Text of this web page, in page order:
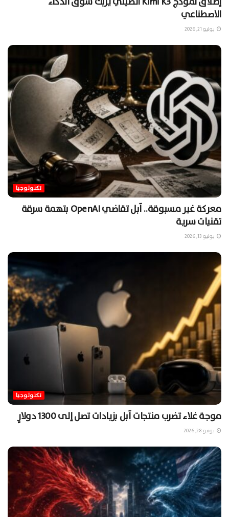
الاصطناعي
يوليو 21, 2026
تكنولوجيا
معركة غير مسبوقة.. آبل تقاضي OpenAI بتهمة سرقة
تقنيات سرية
يوليو 13, 2026
تكنولوجيا
موجة غلاء تضرب منتجات آبل بزيادات تصل إلى 1300 دولارٍ
يونيو 28, 2026